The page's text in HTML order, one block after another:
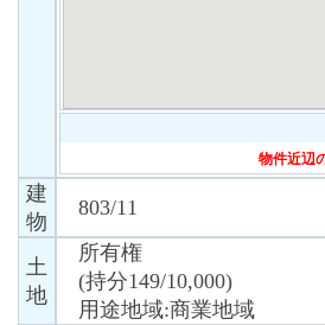
物件近辺
建
物
803/11
土
地
所有権
(持分149/10,000)
用途地域:商業地域